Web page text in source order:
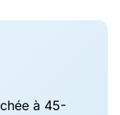
à 45-